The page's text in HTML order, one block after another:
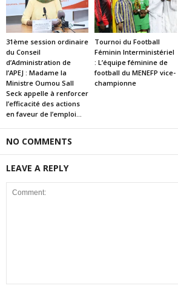
31ème session ordinaire
du Conseil
d’Administration de
l’APEJ : Madame la
Ministre Oumou Sall
Seck appelle à renforcer
l’efficacité des actions
en faveur de l’emploi...
Tournoi du Football
Féminin Interministériel
: L’équipe féminine de
football du MENEFP vice-
championne
NO COMMENTS
LEAVE A REPLY